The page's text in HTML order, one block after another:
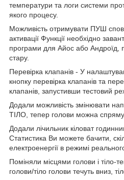
температури та логи системи
якого процесу.
Можливість отримувати ПУШ
активації Функції необхідно
програми для Айос або Андроїд,
стару.
Перевірка клапанів - У
кнопку перевірка клапанів та
клапанів, запустивши тестовий
Додали можливість змінювати
ТІЛО, тепер голови можна
Додали лічильник кіловат
Статистика Ви можете бачити,
електроенергії в режимі
Поміняли місцями голови і тіло-
голови/тіло голови течуть вниз,